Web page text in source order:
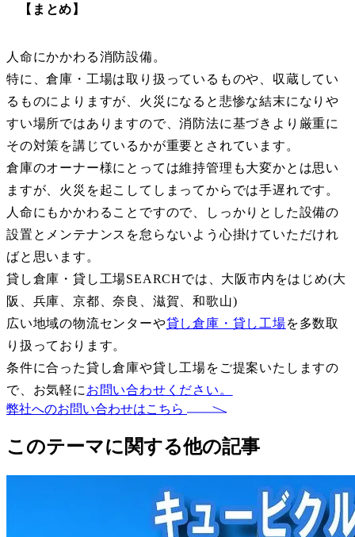
【まとめ】
人命にかかわる消防設備。
特に、倉庫・工場は取り扱っているものや、収蔵してい
るものによりますが、火災になると悲惨な結末になりや
すい場所ではありますので、消防法に基づきより厳重に
その対策を講じているかが重要とされています。
倉庫のオーナー様にとっては維持管理も大変かとは思い
ますが、火災を起こしてしまってからでは手遅れです。
人命にもかかわることですので、しっかりとした設備の
設置とメンテナンスを怠らないよう心掛けていただけれ
ばと思います。
貸し倉庫・貸し工場SEARCHでは、大阪市内をはじめ(大
阪、兵庫、京都、奈良、滋賀、和歌山)
広い地域の物流センターや貸し倉庫・貸し工場を多数取
り扱っております。
条件に合った貸し倉庫や貸し工場をご提案いたしますの
で、お気軽に お問い合わせください。
弊社へのお問い合わせはこちら
このテーマに関する他の記事